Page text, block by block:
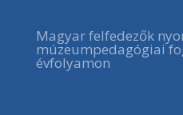
Magyar felfedezők
múzeumpedagógiai
évfolyamon